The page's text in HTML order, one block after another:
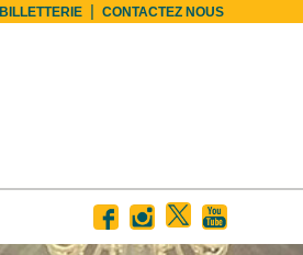
BILLETTERIE CONTACTEZ NOUS